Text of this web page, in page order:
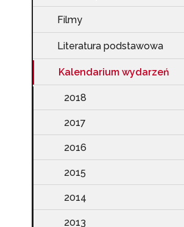
Filmy
Literatura podstawowa
Kalendarium wydarzeń
2018
2017
2016
2015
2014
2013